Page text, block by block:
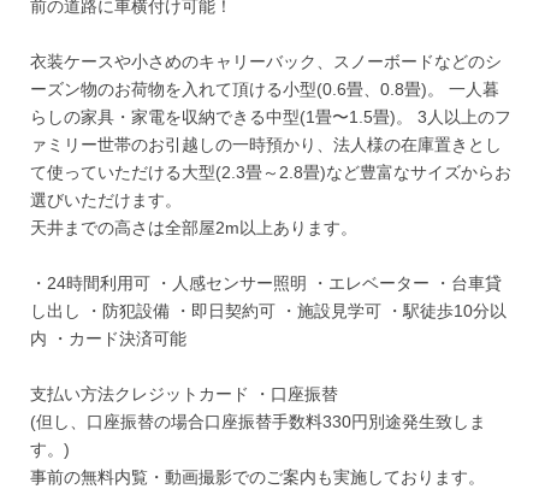
前の道路に車横付け可能！
衣装ケースや小さめのキャリーバック、スノーボードなどのシ
ーズン物のお荷物を入れて頂ける小型(0.6畳、0.8畳)。 一人暮
らしの家具・家電を収納できる中型(1畳〜1.5畳)。 3人以上のフ
ァミリー世帯のお引越しの一時預かり、法人様の在庫置きとし
て使っていただける大型(2.3畳～2.8畳)など豊富なサイズからお
選びいただけます。
天井までの高さは全部屋2m以上あります。
・24時間利用可 ・人感センサー照明 ・エレベーター ・台車貸
し出し ・防犯設備 ・即日契約可 ・施設見学可 ・駅徒歩10分以
内 ・カード決済可能
支払い方法クレジットカード ・口座振替
(但し、口座振替の場合口座振替手数料330円別途発生致しま
す。)
事前の無料内覧・動画撮影でのご案内も実施しております。